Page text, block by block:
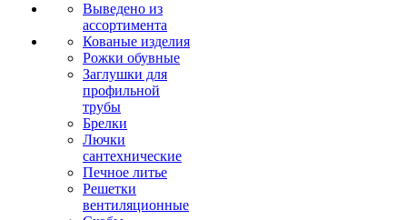
Выведено из
ассортимента
Кованые изделия
Рожки обувные
Заглушки для
профильной
трубы
Брелки
Лючки
сантехнические
Печное литье
Решетки
вентиляционные